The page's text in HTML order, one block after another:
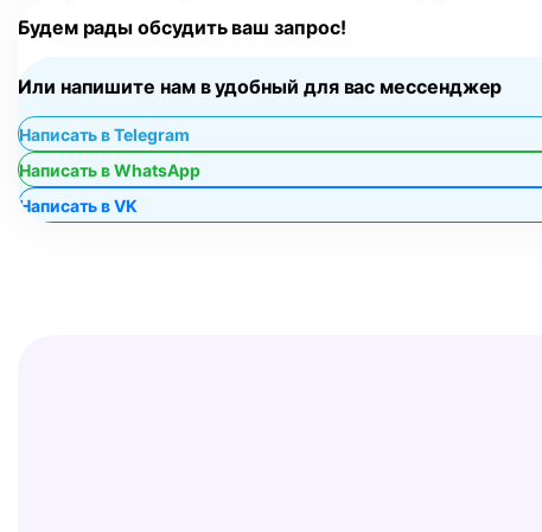
Будем рады обсудить ваш запрос!
Или напишите нам в удобный для вас мессенджер
Написать в Telegram
Написать в WhatsApp
Написать в VK